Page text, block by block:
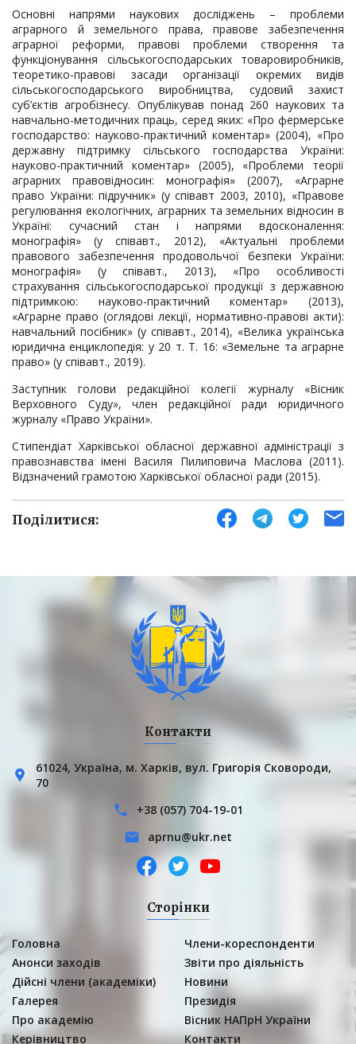
Основні напрями наукових досліджень – проблеми
аграрного й земельного права, правове забезпечення
аграрної реформи, правові проблеми створення та
функціонування сільськогосподарських товаровиробників,
теоретико-правові засади організації окремих видів
сільськогосподарського виробництва, судовий захист
суб’єктів агробізнесу. Опублікував понад 260 наукових та
навчально-методичних праць, серед яких: «Про фермерське
господарство: науково-практичний коментар» (2004), «Про
державну підтримку сільського господарства України:
науково-практичний коментар» (2005), «Проблеми теорії
аграрних правовідносин: монографія» (2007), «Аграрне
право України: підручник» (у співавт 2003, 2010), «Правове
регулювання екологічних, аграрних та земельних відносин в
Україні: сучасний стан і напрями вдосконалення:
монографія» (у співавт., 2012), «Актуальні проблеми
правового забезпечення продовольчої безпеки України:
монографія» (у співавт., 2013), «Про особливості
страхування сільськогосподарської продукції з державною
підтримкою: науково-практичний коментар» (2013),
«Аграрне право (оглядові лекції, нормативно-правові акти):
навчальний посібник» (у співавт., 2014), «Велика українська
юридична енциклопедія: у 20 т. Т. 16: «Земельне та аграрне
право» (у співавт., 2019).
Заступник голови редакційної колегії журналу «Вісник
Верховного Суду», член редакційної ради юридичного
журналу «Право України».
Стипендіат Харківської обласної державної адміністрації з
правознавства імені Василя Пилиповича Маслова (2011).
Відзначений грамотою Харківської обласної ради (2015).
Поділитися:
Контакти
61024, Українa, м. Харків, вул. Григорія Сковороди,
70
+38 (057) 704-19-01
aprnu@ukr.net
Сторінки
Головна
Анонси заходів
Дійсні члени (академіки)
Галерея
Про академію
Керівництво
Члени-кореспонденти
Звіти про діяльність
Новини
Президія
Вісник НАПрН України
Контакти